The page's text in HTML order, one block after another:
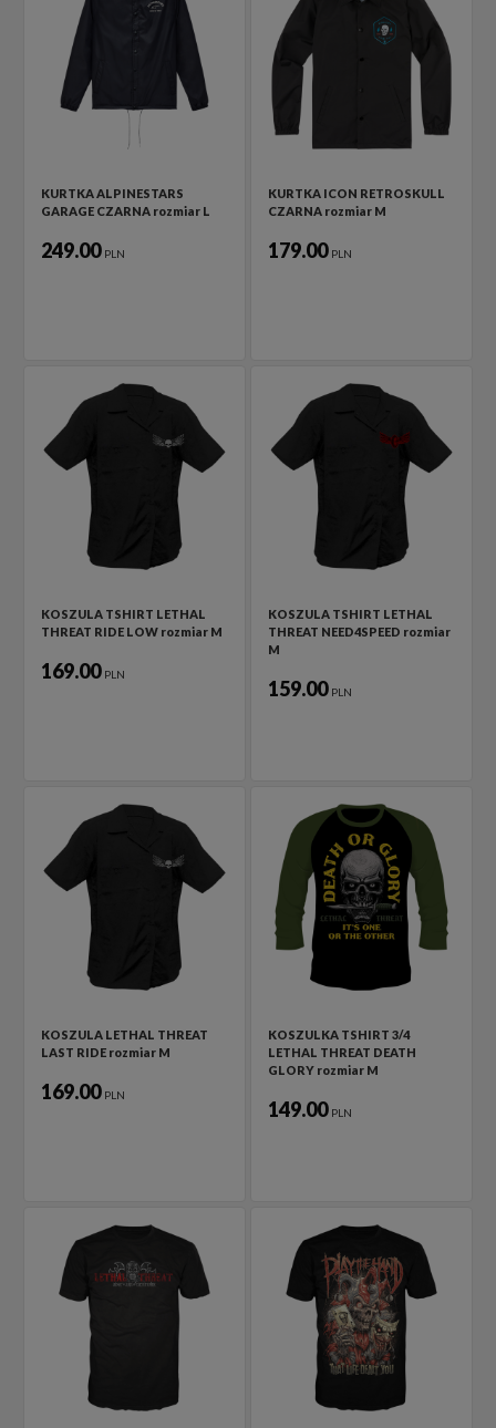
KURTKA ALPINESTARS
GARAGE CZARNA rozmiar L
249.00 PLN
KURTKA ICON RETROSKULL
CZARNA rozmiar M
179.00 PLN
KOSZULA TSHIRT LETHAL
THREAT RIDE LOW rozmiar M
169.00 PLN
KOSZULA TSHIRT LETHAL
THREAT NEED4SPEED rozmiar
M
159.00 PLN
KOSZULA LETHAL THREAT
LAST RIDE rozmiar M
169.00 PLN
KOSZULKA TSHIRT 3/4
LETHAL THREAT DEATH
GLORY rozmiar M
149.00 PLN